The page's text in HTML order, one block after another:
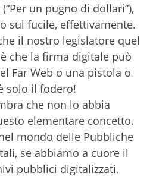
un pugno di dollari”),
sul fucile, effettivamente.
il nostro legislatore quel
che la firma digitale può
Far Web o una pistola o
solo il fodero!
che non lo abbia
elementare concetto.
mondo delle Pubbliche
se abbiamo a cuore il
pubblici digitalizzati.